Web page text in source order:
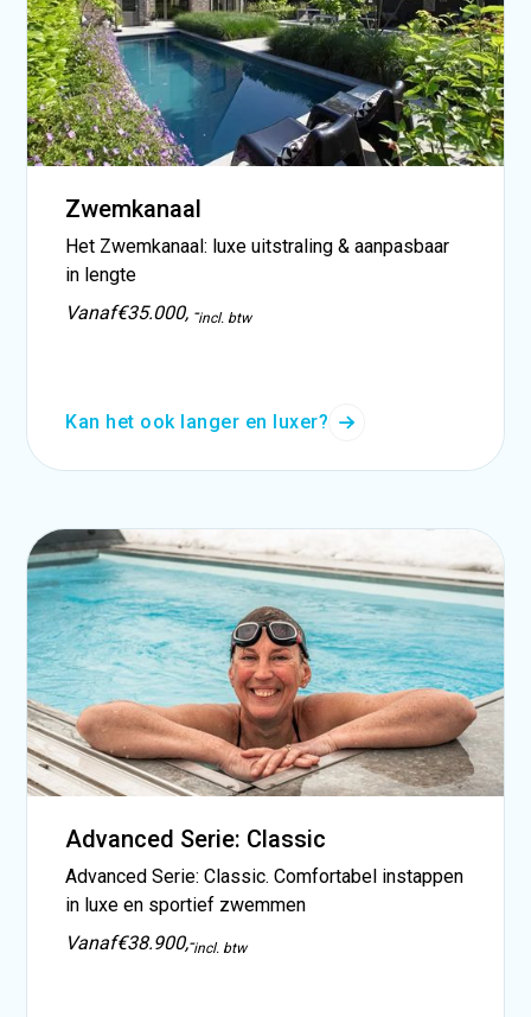
Zwemkanaal
Het Zwemkanaal: luxe uitstraling & aanpasbaar
in lengte
Vanaf€35.000, -incl. btw
Kan het ook langer en luxer?
Advanced Serie: Classic
Advanced Serie: Classic. Comfortabel instappen
in luxe en sportief zwemmen
Vanaf€38.900,-incl. btw